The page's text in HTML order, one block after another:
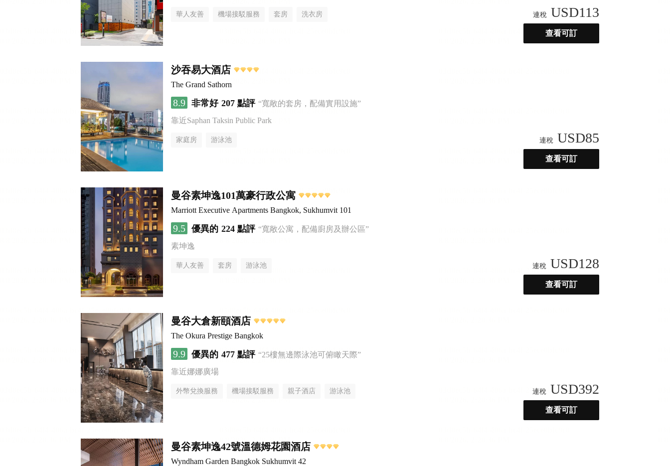
華人友善 機場接駁服務 套房 洗衣房 連稅 USD113
查看可訂
沙吞易大酒店
The Grand Sathorn
8.9 非常好 207 點評 “寬敞的套房，配備實用設施”
靠近Saphan Taksin Public Park
家庭房 游泳池 連稅 USD85
查看可訂
曼谷素坤逸101萬豪行政公寓
Marriott Executive Apartments Bangkok, Sukhumvit 101
9.5 優異的 224 點評 “寬敞公寓，配備廚房及辦公區”
素坤逸
華人友善 套房 游泳池 連稅 USD128
查看可訂
曼谷大倉新頤酒店
The Okura Prestige Bangkok
9.9 優異的 477 點評 “25樓無邊際泳池可俯瞰天際”
靠近娜娜廣場
外幣兌換服務 機場接駁服務 親子酒店 游泳池 連稅 USD392
查看可訂
曼谷素坤逸42號溫德姆花園酒店
Wyndham Garden Bangkok Sukhumvit 42